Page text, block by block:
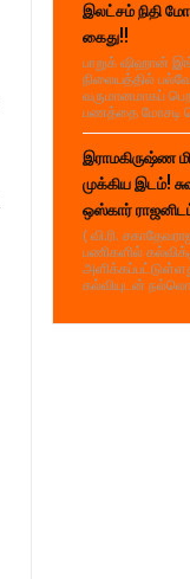
இலட்சம் நிதி
கைது!!
பாறுக் ஷிஹான்
நிலையத்தில்
வருமானமாகப்
பணத்தை மோசடி
இராமகிருஷ்ண
முக்கிய இடம்!
ஒஸ்கார் ராஜனிடம்
( வி.ரி.
பணிகளில்
கல்வியுடன்